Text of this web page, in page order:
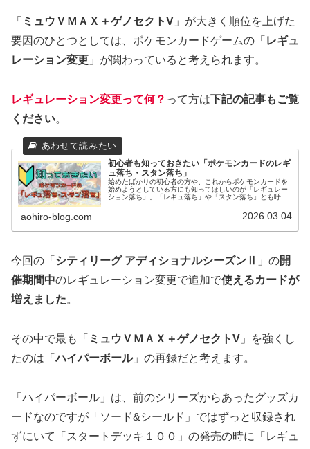
「 ミュウＶＭＡＸ＋ゲノセクトV 」が大きく順位を上げた
要因のひとつとしては、ポケモンカードゲームの「 レギュ
レーション変更 」が関わっていると考えられます。
レギュレーション変更って何？ って方は下記の記事もご覧
ください。
初心者も知っておきたい「ポケモンカードのレギ
ュ落ち・スタン落ち」
始めたばかりの初心者の方や、これからポケモンカードを
始めようとしている方にも知ってほしいのが「レギュレー
ション落ち」。「レギュ落ち」や「スタン落ち」とも呼ば
に入れておいてほしいです。この記事ではまず、カードゲ
ームをしたことのない方には聞きなれないであろう「レギ
す。
aohiro-blog.com 2026.03.04
今回の 「 シティリーグ アディショナルシーズンⅡ 」の開
催期間中のレギュレーション変更で追加で使えるカードが
増えました。
その中で最も「 ミュウＶＭＡＸ＋ゲノセクトV 」を強くし
たのは「ハイパーボール」の再録だと考えます。
「ハイパーボール」は、前のシリーズからあったグッズカ
ードなのですが「ソード&シールド」ではずっと収録され
ずにいて「スタートデッキ１００」の発売の時に「レギュ